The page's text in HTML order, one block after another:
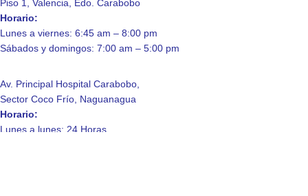
Piso 1, Valencia, Edo. Carabobo
Horario:
Lunes a viernes: 6:45 am – 8:00 pm
Sábados y domingos: 7:00 am – 5:00 pm
Av. Principal Hospital Carabobo,
Sector Coco Frío, Naguanagua
Horario:
Lunes a lunes: 24 Horas.